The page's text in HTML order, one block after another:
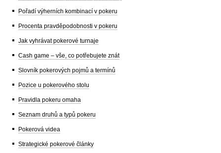
Pořadí výherních kombinací v pokeru
Procenta pravděpodobnosti v pokeru
Jak vyhrávat pokerové turnaje
Cash game – vše, co potřebujete znát
Slovník pokerových pojmů a termínů
Pozice u pokerového stolu
Pravidla pokeru omaha
Seznam druhů a typů pokeru
Pokerová videa
Strategické pokerové články